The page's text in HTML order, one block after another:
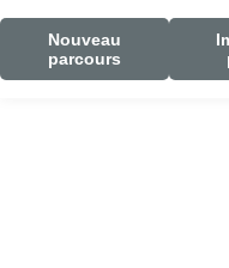
Nouveau
parcours